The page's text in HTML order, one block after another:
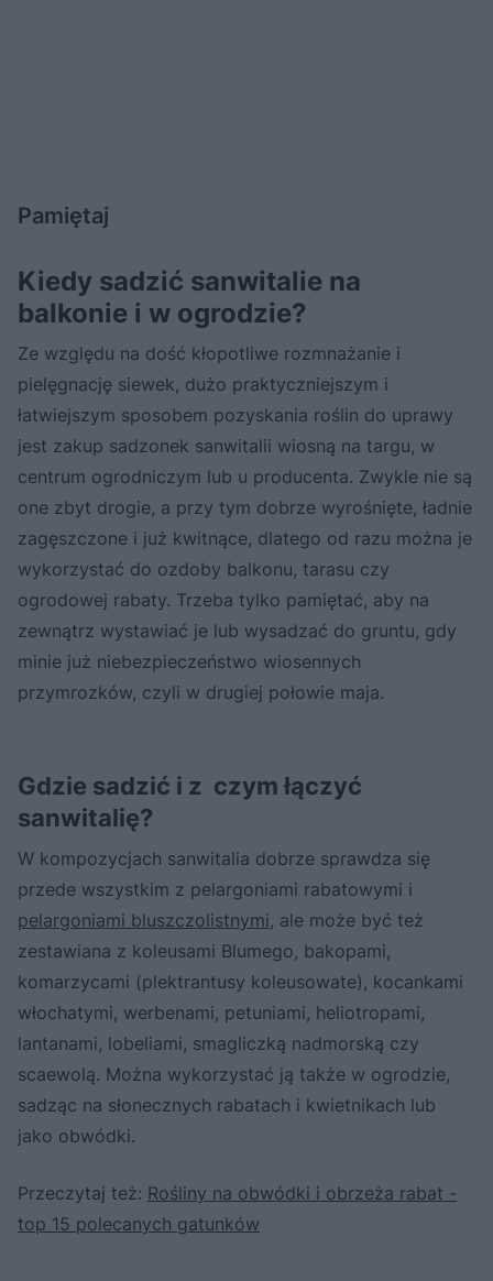
Pamiętaj
Kiedy sadzić sanwitalie na
balkonie i w ogrodzie?
Ze względu na dość kłopotliwe rozmnażanie i
pielęgnację siewek, dużo praktyczniejszym i
łatwiejszym sposobem pozyskania roślin do uprawy
jest zakup sadzonek sanwitalii wiosną na targu, w
centrum ogrodniczym lub u producenta. Zwykle nie są
one zbyt drogie, a przy tym dobrze wyrośnięte, ładnie
zagęszczone i już kwitnące, dlatego od razu można je
wykorzystać do ozdoby balkonu, tarasu czy
ogrodowej rabaty. Trzeba tylko pamiętać, aby na
zewnątrz wystawiać je lub wysadzać do gruntu, gdy
minie już niebezpieczeństwo wiosennych
przymrozków, czyli w drugiej połowie maja.
Gdzie sadzić i z czym łączyć
sanwitalię?
W kompozycjach sanwitalia dobrze sprawdza się
przede wszystkim z pelargoniami rabatowymi i
pelargoniami bluszczolistnymi, ale może być też
zestawiana z koleusami Blumego, bakopami,
komarzycami (plektrantusy koleusowate), kocankami
włochatymi, werbenami, petuniami, heliotropami,
lantanami, lobeliami, smagliczką nadmorską czy
scaewolą. Można wykorzystać ją także w ogrodzie,
sadząc na słonecznych rabatach i kwietnikach lub
jako obwódki.
Przeczytaj też: Rośliny na obwódki i obrzeża rabat -
top 15 polecanych gatunków